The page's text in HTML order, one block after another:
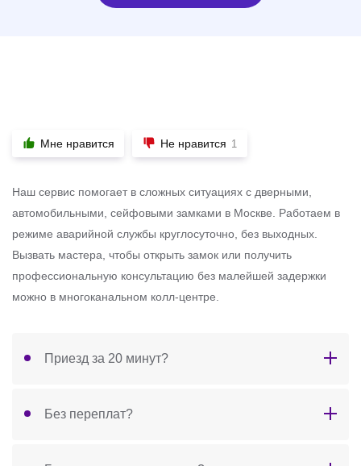
Мне нравится Не нравится 1
Наш сервис помогает в сложных ситуациях с дверными,
автомобильными, сейфовыми замками в Москве. Работаем в
режиме аварийной службы круглосуточно, без выходных.
Вызвать мастера, чтобы открыть замок или получить
профессиональную консультацию без малейшей задержки
можно в многоканальном колл-центре.
Приезд за 20 минут?
Без переплат?